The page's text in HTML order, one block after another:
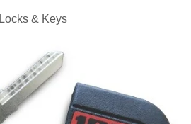
Locks & Keys